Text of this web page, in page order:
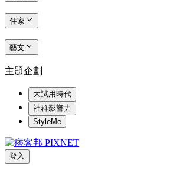
住家
藝文
主題企劃
大試用時代
社群影響力
StyleMe
登入